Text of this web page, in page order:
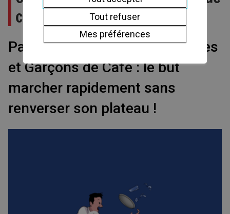
café
Participez à une course de Filles
et Garçons de Café : le but
marcher rapidement sans
renverser son plateau !
Tout refuser
Mes préférences